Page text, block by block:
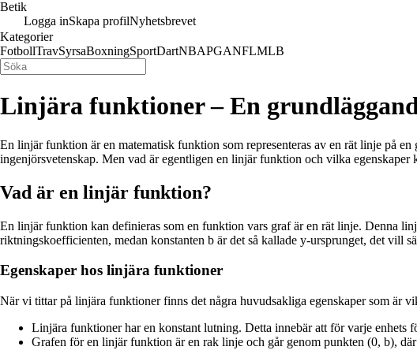
Betik
Logga inSkapa profilNyhetsbrevet
Kategorier
FotbollTravSyrsaBoxningSportDartNBAPGANFLMLB
Linjära funktioner – En
En linjär funktion är en matematisk funktion som representeras av en rät linje på
ingenjörsvetenskap. Men vad är egentligen en linjär funktion och vilka
Vad är en linjär funktion?
En linjär funktion kan definieras som en funktion vars graf är en rät linje. Denna
riktningskoefficienten, medan konstanten b är det så kallade y-ursprunget, det vill
Egenskaper hos linjära funktioner
När vi tittar på linjära funktioner finns det några huvudsakliga egenskaper som är
Linjära funktioner har en konstant lutning. Detta innebär att för varje enhets
Grafen för en linjär funktion är en rak linje och går genom punkten (0, b),